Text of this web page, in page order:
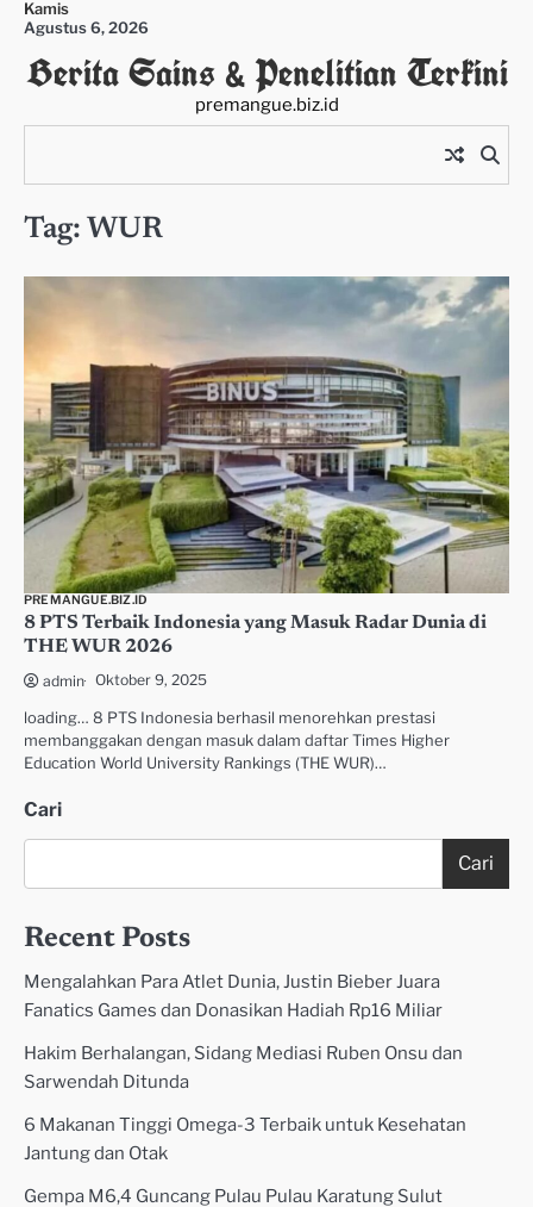
Skip
content
Kamis
Agustus 6, 2026
Berita Sains & Penelitian Terkini
premangue.biz.id
Tag: WUR
PREMANGUE.BIZ.ID
8 PTS Terbaik Indonesia yang Masuk Radar Dunia di
THE WUR 2026
admin Oktober 9, 2025
loading… 8 PTS Indonesia berhasil menorehkan prestasi
membanggakan dengan masuk dalam daftar Times Higher
Education World University Rankings (THE WUR)…
Cari
Cari
Recent Posts
Mengalahkan Para Atlet Dunia, Justin Bieber Juara
Fanatics Games dan Donasikan Hadiah Rp16 Miliar
Hakim Berhalangan, Sidang Mediasi Ruben Onsu dan
Sarwendah Ditunda
6 Makanan Tinggi Omega-3 Terbaik untuk Kesehatan
Jantung dan Otak
Gempa M6,4 Guncang Pulau Pulau Karatung Sulut